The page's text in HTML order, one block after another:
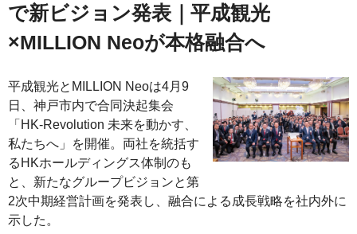
で新ビジョン発表｜平成観光
×MILLION Neoが本格融合へ
平成観光とMILLION Neoは4月9
日、神戸市内で合同決起集会
「HK‐Revolution 未来を動かす、
私たちへ」を開催。両社を統括す
るHKホールディングス体制のも
と、新たなグループビジョンと第
2次中期経営計画を発表し、融合による成長戦略を社内外に
示した。